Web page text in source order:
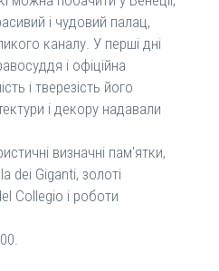
і чудовий палац,
каналу. У перші дні
і офіційна
і тверезість його
і декору надавали
визначні пам'ятки,
dei Giganti, золоті
Collegio і роботи